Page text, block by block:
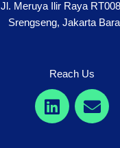
Jl. Meruya Ilir Raya
Srengseng, Jakarta
Reach Us